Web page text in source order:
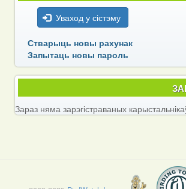
Уваход у сістэму
Стварыць новы рахунак
Запытаць новы пароль
Зараз няма зарэгістраваных